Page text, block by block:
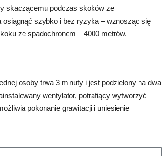
skaczącemu podczas skoków ze
osiągnąć szybko i bez ryzyka – wznosząc się
ze spadochronem – 4000 metrów.
osoby trwa 3 minuty i jest podzielony na dwa
wentylator, potrafiący wytworzyć
pokonanie grawitacji i uniesienie